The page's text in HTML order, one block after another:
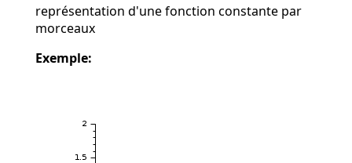
représentation d'une fonction constante par
morceaux
Exemple: